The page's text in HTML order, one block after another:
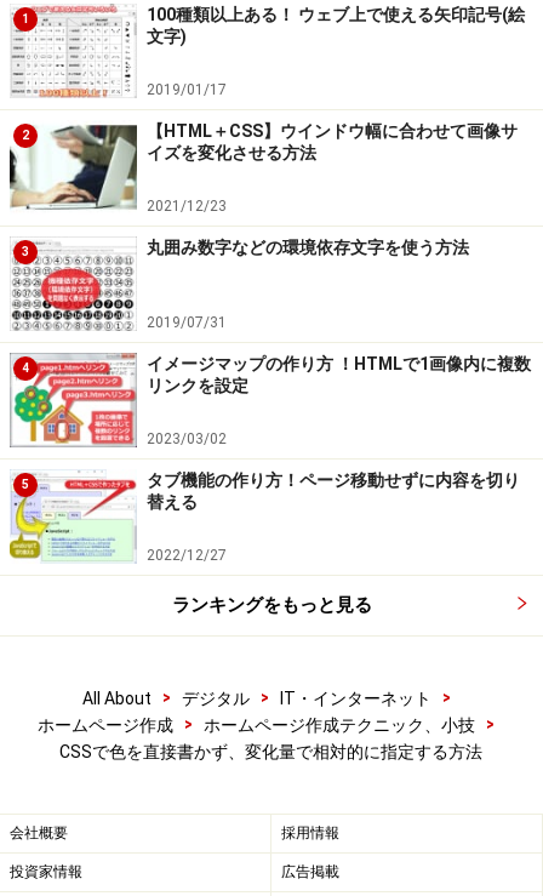
CSSメタ言語LESSなら、ベース色からの相
対的な変化量で色を指定できる
記事「CSSを効率的に記述できるメタ言語「LESS」の使
い方」で解説した、CSSメタ言語「LESS」を使うと、例
えばベースの色（ @basecolor ）に対して、lighten関数
を使って明るくする割合を指定したり、darken関数を使
って暗くする割合を指定したりできます。
20％明るくする： lighten(@basecolor, 20%);
30％暗くする　： darken(
橙色をベースにLESSで変化させた例
例えば、ベースの色を橙色「#ffa000」として、それを
元に明るさ（明度）を変化させて、
div要素には、ベース色より20％明るい色を、
p要素には、ベース色より30％暗い色を、
ソースを記述できます。
@basecolor: #ffa000;  /* ベースの色を変数に格
h1  { color:
@basecolor; }   /* 変数そのま
1
100種類以上ある！ ウェブ上で使える矢印記号(絵
文字)
2019/01/17
2
【HTML＋CSS】ウインドウ幅に合わせて画像サ
イズを変化させる方法
2021/12/23
3 丸囲み数字などの環境依存文字を使う方法
2019/07/31
4
イメージマップの作り方 ！HTMLで1画像内に複数
リンクを設定
2023/03/02
5
タブ機能の作り方！ページ移動せずに内容を切り
替える
2022/12/27
ランキングをもっと見る
All About > デジタル > IT・インターネット
>
ホームページ作成
> ホームページ作成テクニック、小技
>
CSSで色を直接書かず、変化量で相対的に指定する方法
会社概要 採用情報
投資家情報 広告掲載